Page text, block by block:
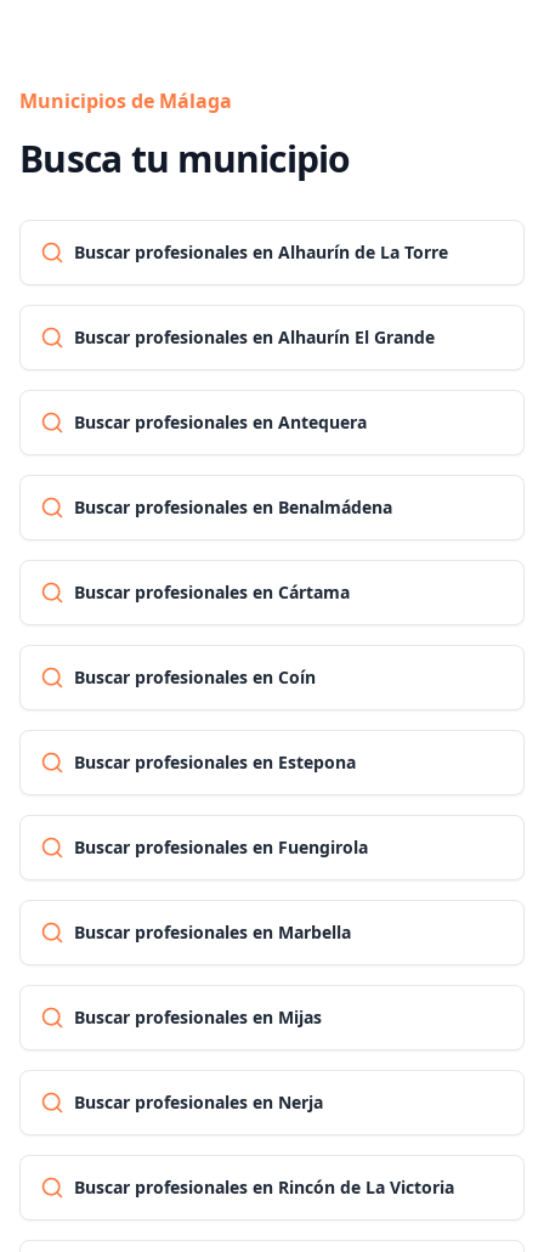
Municipios de Málaga
Busca tu municipio
Buscar profesionales en Alhaurín de La Torre
Buscar profesionales en Alhaurín El Grande
Buscar profesionales en Antequera
Buscar profesionales en Benalmádena
Buscar profesionales en Cártama
Buscar profesionales en Coín
Buscar profesionales en Estepona
Buscar profesionales en Fuengirola
Buscar profesionales en Marbella
Buscar profesionales en Mijas
Buscar profesionales en Nerja
Buscar profesionales en Rincón de La Victoria